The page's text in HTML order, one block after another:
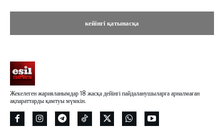
Жекелеген жарияланымдар 18 жасқа дейінгі пайдаланушыларға арналмаған
ақпараттарды қамтуы мүмкін.